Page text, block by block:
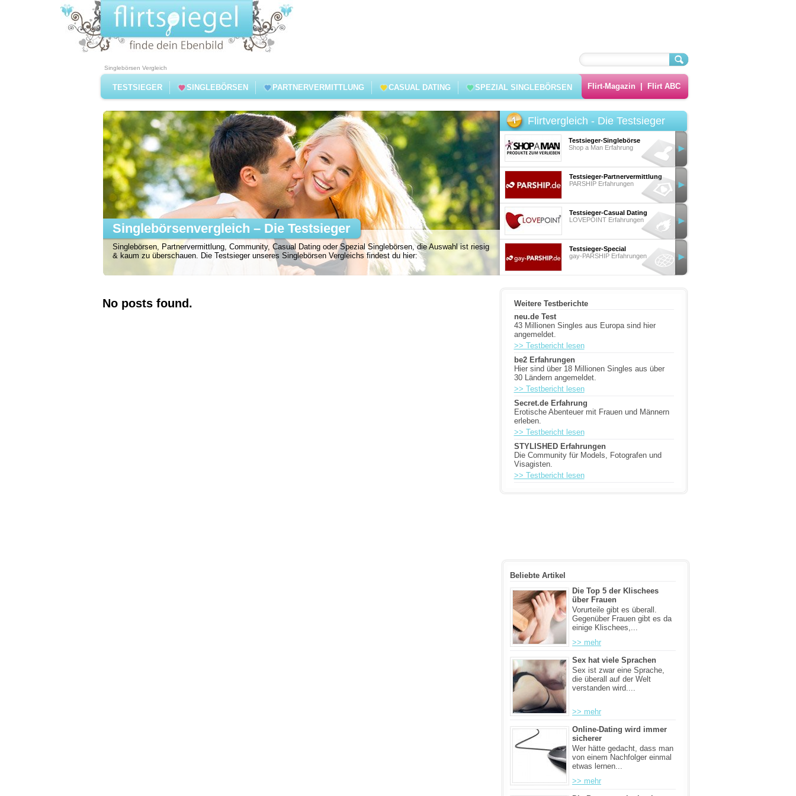
Singlebörsen Vergleich
TESTSIEGER SINGLEBÖRSEN PARTNERVERMITTLUNG CASUAL DATING SPEZIAL SINGLEBÖRSEN Flirt-Magazin|Flirt ABC
Singlebörsen, Partnervermittlung, Community, Casual Dating oder Spezial Singlebörsen, die Auswahl ist riesig
& kaum zu überschauen. Die Testsieger unseres Singlebörsen Vergleichs findest du hier:
Singlebörsenvergleich – Die Testsieger
Flirtvergleich - Die Testsieger
Testsieger-Singlebörse
Shop a Man Erfahrung
Testsieger-Partnervermittlung
PARSHIP Erfahrungen
Testsieger-Casual Dating
LOVEPOINT Erfahrungen
Testsieger-Special
gay-PARSHIP Erfahrungen
No posts found.
Weitere Testberichte
neu.de Test
43 Millionen Singles aus Europa sind hier
angemeldet.
>> Testbericht lesen
be2 Erfahrungen
Hier sind über 18 Millionen Singles aus über
30 Ländern angemeldet.
>> Testbericht lesen
Secret.de Erfahrung
Erotische Abenteuer mit Frauen und Männern
erleben.
>> Testbericht lesen
STYLISHED Erfahrungen
Die Community für Models, Fotografen und
Visagisten.
>> Testbericht lesen
Beliebte Artikel
Die Top 5 der Klischees
über Frauen
Vorurteile gibt es überall.
Gegenüber Frauen gibt es da
einige Klischees,...
>> mehr
Sex hat viele Sprachen
Sex ist zwar eine Sprache,
die überall auf der Welt
verstanden wird....
>> mehr
Online-Dating wird immer
sicherer
Wer hätte gedacht, dass man
von einem Nachfolger einmal
etwas lernen...
>> mehr